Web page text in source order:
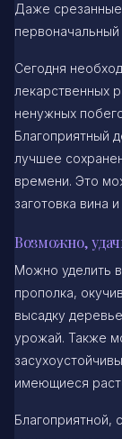
Даже срезанные
Сегодня
лекарственных
ненужных
Благоприятный
лучшее
времени. Это
заготовка вина
Возможно,
Можно уделить
прополка,
высадку
урожай. Также
имеющиеся
Благоприятной,